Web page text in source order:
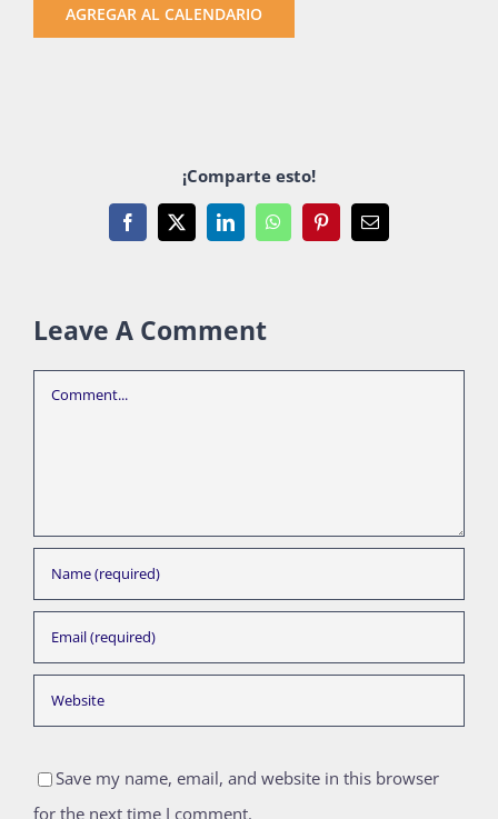
AGREGAR AL CALENDARIO
¡Comparte esto!
Facebook
X LinkedInWhatsAppPinterestEmail
Leave A Comment
Comment
Save my name, email, and website in this browser
for the next time I comment.